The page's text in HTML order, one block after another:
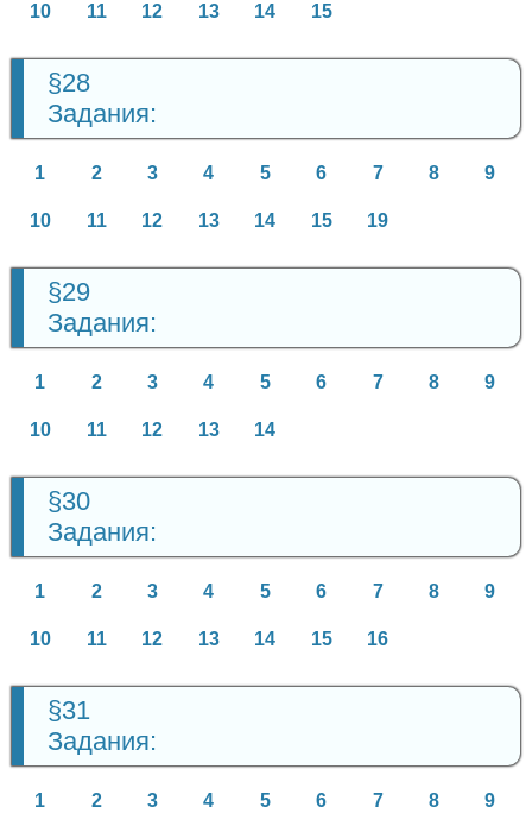
10 11 12 13 14 15
§28
Задания:
1 2 3 4 5 6 7 8 9
10 11 12 13 14 15 19
§29
Задания:
1 2 3 4 5 6 7 8 9
10 11 12 13 14
§30
Задания:
1 2 3 4 5 6 7 8 9
10 11 12 13 14 15 16
§31
Задания:
1 2 3 4 5 6 7 8 9